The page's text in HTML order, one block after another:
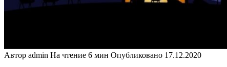
Автор admin На чтение 6 мин Опубликовано 17.12.2020